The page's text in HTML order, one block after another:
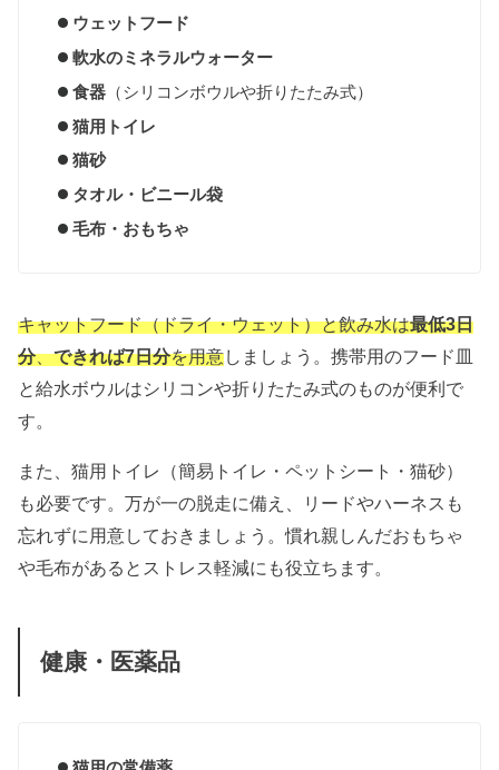
ウェットフード
軟水のミネラルウォーター
食器 （シリコンボウルや折りたたみ式）
猫用トイレ
猫砂
タオル・ビニール袋
毛布・おもちゃ
キャットフード（ドライ・ウェット）と飲み水は最低3日
分、できれば7日分を用意しましょう。携帯用のフード皿
と給水ボウルはシリコンや折りたたみ式のものが便利で
す。
また、猫用トイレ（簡易トイレ・ペットシート・猫砂）
も必要です。万が一の脱走に備え、リードやハーネスも
忘れずに用意しておきましょう。慣れ親しんだおもちゃ
や毛布があるとストレス軽減にも役立ちます。
健康・医薬品